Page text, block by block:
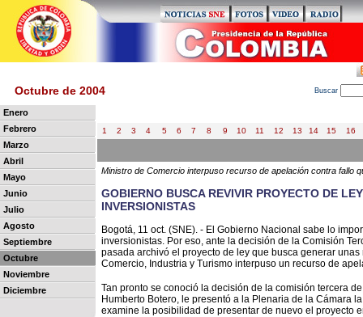
Octubre de 2004 Buscar
Enero
Febrero
Marzo
Abril
Mayo
Junio
Julio
Agosto
Septiembre
Octubre
Noviembre
Diciembre
1 2 3 4 5 6 7 8 9 10 11 12 13 14 15 16
Ministro de Comercio interpuso recurso de apelación contra fallo
GOBIERNO BUSCA REVIVIR PROYECTO DE
INVERSIONISTAS
Bogotá, 11 oct. (SNE). - El Gobierno Nacional sabe lo
inversionistas. Por eso, ante la decisión de la Comisión
pasada archivó el proyecto de ley que busca generar
Comercio, Industria y Turismo interpuso un recurso de
Tan pronto se conoció la decisión de la comisión tercera
Humberto Botero, le presentó a la Plenaria de la Cámara
examine la posibilidad de presentar de nuevo el proyecto